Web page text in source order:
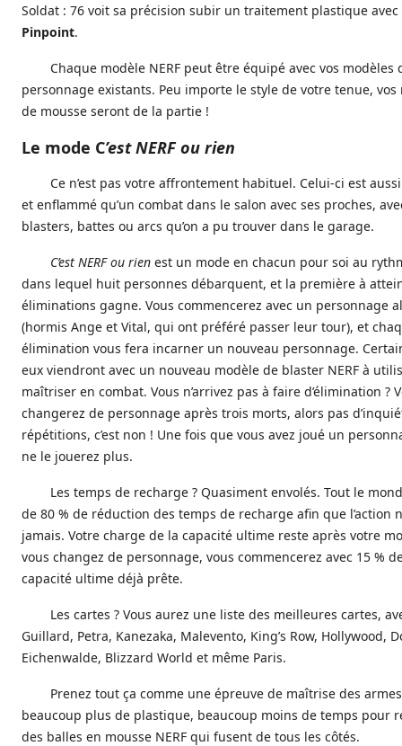
Soldat : 76 voit sa précision subir un traitement plastique
Pinpoint.
Chaque modèle NERF peut être équipé avec vos modèles
personnage existants. Peu importe le style de votre tenue,
de mousse seront de la partie !
Le mode C’est NERF ou rien
Ce n’est pas votre affrontement habituel. Celui-ci est
et enflammé qu’un combat dans le salon avec ses proches,
blasters, battes ou arcs qu’on a pu trouver dans le garage.
C’est NERF ou rien est un mode en chacun pour soi au
dans lequel huit personnes débarquent, et la première à
éliminations gagne. Vous commencerez avec un personnage
(hormis Ange et Vital, qui ont préféré passer leur tour), et
élimination vous fera incarner un nouveau personnage.
eux viendront avec un nouveau modèle de blaster NERF à
maîtriser en combat. Vous n’arrivez pas à faire d’élimination ?
changerez de personnage après trois morts, alors pas
répétitions, c’est non ! Une fois que vous avez joué un
ne le jouerez plus.
Les temps de recharge ? Quasiment envolés. Tout le
de 80 % de réduction des temps de recharge afin que l’action
jamais. Votre charge de la capacité ultime reste après votre
vous changez de personnage, vous commencerez avec 15 %
capacité ultime déjà prête.
Les cartes ? Vous aurez une liste des meilleures cartes,
Guillard, Petra, Kanezaka, Malevento, King’s Row, Hollywood,
Eichenwalde, Blizzard World et même Paris.
Prenez tout ça comme une épreuve de maîtrise des
beaucoup plus de plastique, beaucoup moins de temps pour
des balles en mousse NERF qui fusent de tous les côtés.